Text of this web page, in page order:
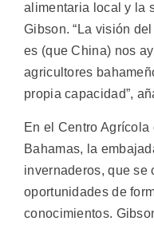
alimentaria local y la
Gibson. “La visión
es (que China) nos
agricultores
propia capacidad”,
En el Centro
Bahamas, la
invernaderos, que se
oportunidades de
conocimientos.